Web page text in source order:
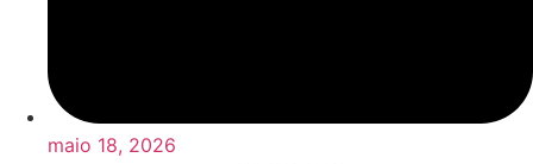
maio 18, 2026